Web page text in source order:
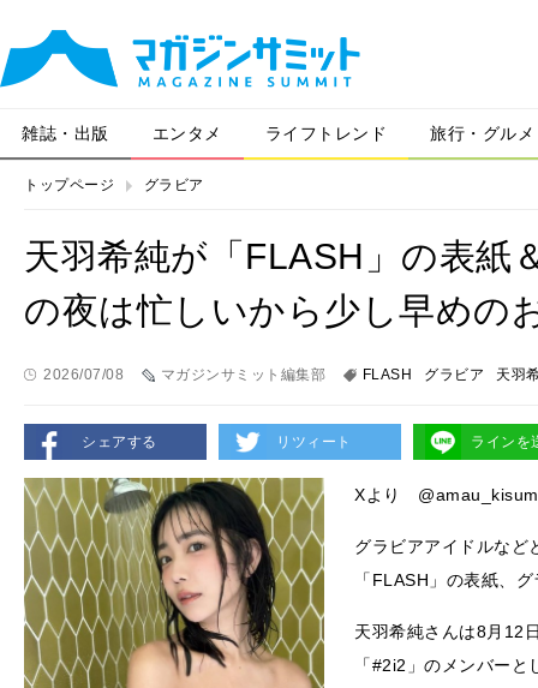
雑誌・出版 エンタメ ライフトレンド 旅行・グルメ
トップページ グラビア
天羽希純が「FLASH」の表紙
の夜は忙しいから少し早めの
2026/07/08 マガジンサミット編集部 FLASH グラビア 天羽
シェアする リツィート ラインを
Xより
グラビアアイドルなど
「FLASH」の表紙、
天羽希純さんは8月12
「#2i2」のメンバー